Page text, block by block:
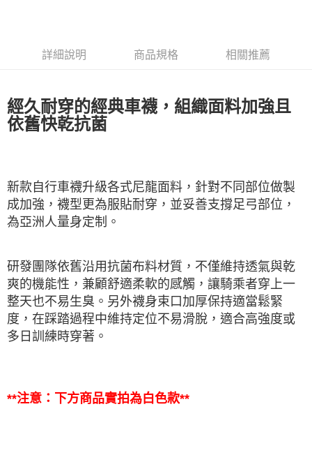
【付款後7-11取貨】急件勿使用超取
宅配
每筆NT$100，滿NT$2,000(含以上)免運費
付款後門市自取
免運費
詳細說明 商品規格 相關推薦
經久耐穿的經典車襪，組織面料加強且
依舊快乾抗菌
新款自行車襪升級各式尼龍面料，針對不同部位做製
成加強，襪型更為服貼耐穿 ，並妥善支撐足弓部位，
為亞洲人量身定制。
研發團隊依舊沿用抗菌布料材質，不僅維持透氣與乾
爽的機能性，兼顧舒適柔軟的感觸，讓騎乘者穿上一
整天也不易生臭。另外襪身束口加厚保持適當鬆緊
度，在踩踏過程中維持定位不易滑脫，適合高強度或
多日訓練時穿著。
**注意：下方商品實拍為白色款**